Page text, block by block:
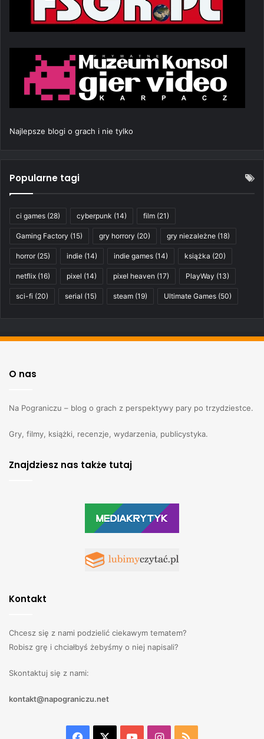
Najlepsze blogi o grach i nie tylko
Popularne tagi
ci games (28) cyberpunk (14) film (21)
Gaming Factory (15) gry horrory (20) gry niezależne (18)
horror(25) indie (14) indie games (14) książka (20)
netflix (16) pixel (14) pixel heaven (17) PlayWay (13)
sci-fi (20) serial (15) steam (19) Ultimate Games (50)
O nas
Na Pograniczu – blog o grach z perspektywy pary po trzydziestce.
Gry, filmy, książki, recenzje, wydarzenia, publicystyka.
Znajdziesz nas także tutaj
Kontakt
Chcesz się z nami podzielić ciekawym tematem?
Robisz grę i chciałbyś żebyśmy o niej napisali?
Skontaktuj się z nami:
kontakt@napograniczu.net